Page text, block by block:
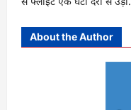
About the Author